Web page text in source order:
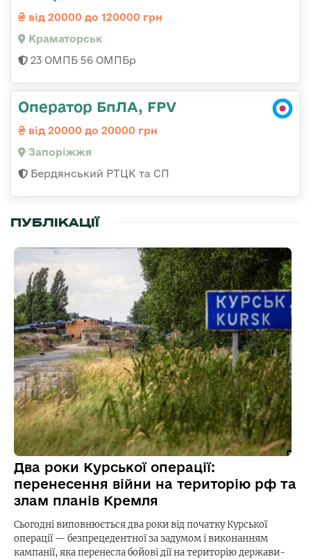
від 20000 до 120000 грн
Краматорськ
23 ОМПБ 56 ОМПБр
Оператор БпЛА, FPV
від 20000 до 20000 грн
Запоріжжя
Бердянський РТЦК та СП
ПУБЛІКАЦІЇ
Два роки Курської операції:
перенесення війни на територію рф та
злам планів Кремля
Сьогодні виповнюється два роки від початку Курської
операції — безпрецедентної за задумом і виконанням
кампанії, яка перенесла бойові дії на територію держави-